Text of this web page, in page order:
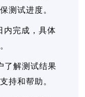
测试进度。
内完成，具体
了解测试结果
持和帮助。